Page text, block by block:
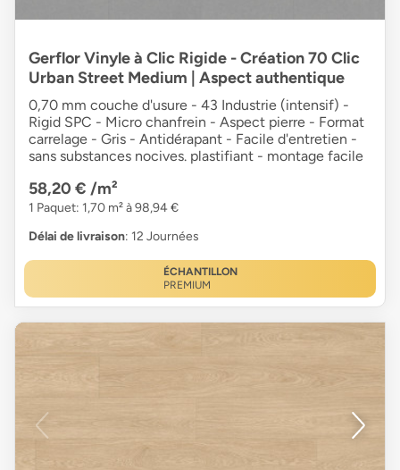
Gerflor Vinyle à Clic Rigide - Création 70 Clic
Urban Street Medium | Aspect authentique
0,70 mm couche d'usure - 43 Industrie (intensif) -
Rigid SPC - Micro chanfrein - Aspect pierre - Format
carrelage - Gris - Antidérapant - Facile d'entretien -
sans substances nocives. plastifiant - montage facile
58,20 € /m²
1 Paquet: 1,70 m² à 98,94 €
Délai de livraison: 12 Journées
ÉCHANTILLON
PREMIUM